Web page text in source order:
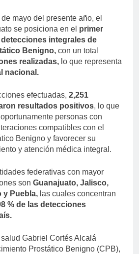
mayo del presente año, el
se posiciona en el primer
integrales de
Benigno, con un total
realizadas, lo que representa
nacional .
efectuadas, 2,251
resultados positivos, lo que
personas con
compatibles con el
Benigno y favorecer su
y atención médica integral.
federativas con mayor
son Guanajuato, Jalisco,
y Puebla, las cuales concentran
% de las detecciones
.
Gabriel Cortés Alcalá
Prostático Benigno (CPB),